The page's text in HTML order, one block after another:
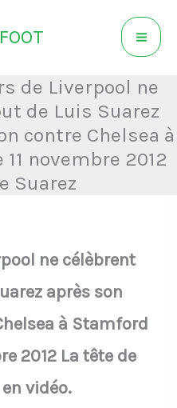
de Liverpool ne
de Luis Suarez
contre Chelsea à
novembre 2012
Suarez
ne célèbrent
après son
à Stamford
2012 La tête de
vidéo.